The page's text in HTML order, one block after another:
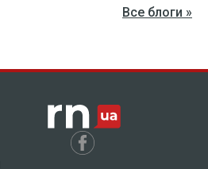
Все блоги »